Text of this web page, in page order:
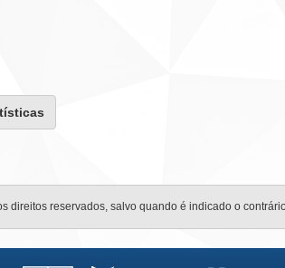
direitos reservados, salvo quando é indicado o